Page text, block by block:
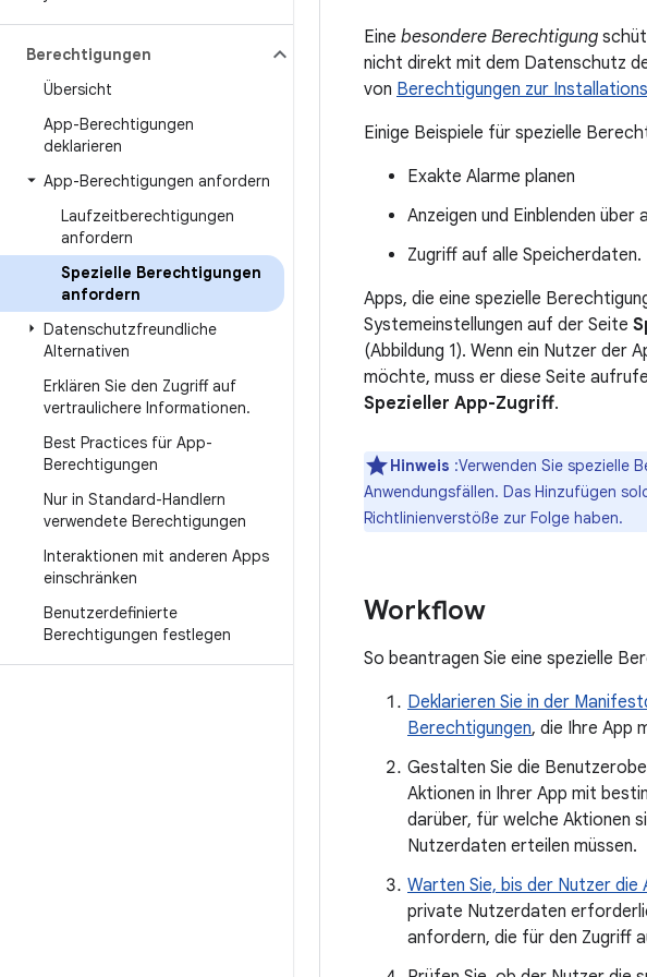
Berechtigungen
Übersicht
App-Berechtigungen
deklarieren
App-Berechtigungen anfordern
Laufzeitberechtigungen
anfordern
Spezielle Berechtigungen
anfordern
Datenschutzfreundliche
Alternativen
Erklären Sie den Zugriff auf
vertraulichere Informationen.
Best Practices für App-
Berechtigungen
Nur in Standard-Handlern
verwendete Berechtigungen
Interaktionen mit anderen Apps
einschränken
Benutzerdefinierte
Berechtigungen festlegen
Eine besondere Berechtigung
nicht direkt mit dem Datenschutz
von Berechtigungen zur
Einige Beispiele für spezielle
Exakte Alarme planen
Anzeigen und Einblenden über
Zugriff auf alle Speicherdaten.
Apps, die eine spezielle
Systemeinstellungen auf der Seite
(Abbildung 1). Wenn ein Nutzer der
möchte, muss er diese Seite
Spezieller App-Zugriff.
Hinweis :Verwenden Sie spezielle
Anwendungsfällen. Das Hinzufügen
Richtlinienverstöße zur Folge haben.
Workflow
So beantragen Sie eine spezielle
Deklarieren Sie in der
Berechtigungen, die Ihre App
Gestalten Sie die
Aktionen in Ihrer App mit
darüber, für welche Aktionen
Nutzerdaten erteilen müssen.
Warten Sie, bis der Nutzer
private Nutzerdaten
anfordern, die für den Zugriff